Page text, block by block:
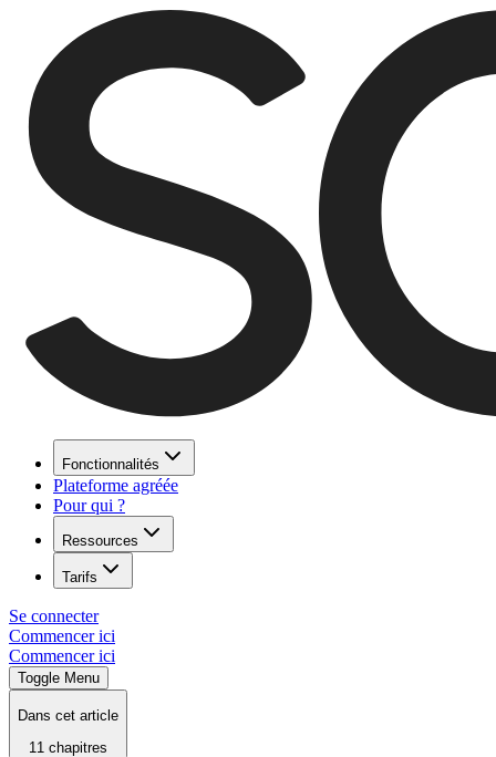
Fonctionnalités
Plateforme agréée
Pour qui ?
Ressources
Tarifs
Se connecter
Commencer ici
Commencer ici
Toggle Menu
Dans cet article
11 chapitres